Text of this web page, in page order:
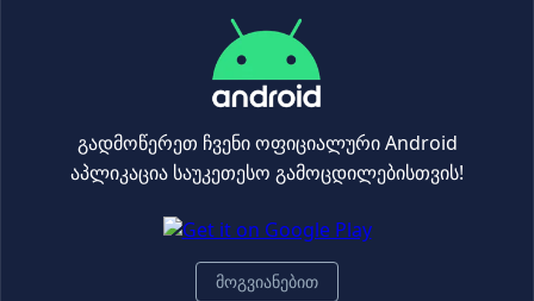
+
ენერგეტიკული სასმელი / XL
-25%
ენერგეტიკული სასმელი XL
გადმოწერეთ ჩვენი ოფიციალური Android
აპლიკაცია საუკეთესო გამოცდილებისთვის!
მოგვიანებით